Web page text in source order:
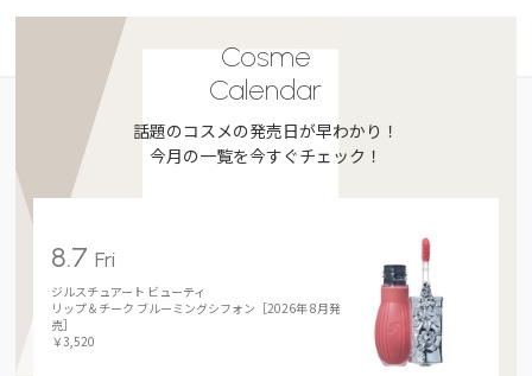
Cosme
Calendar
話題のコスメの発売日が早わかり！
今月の一覧を今すぐチェック！
8.7Fri
ジルスチュアート ビューティ
リップ＆チーク ブルーミングシフォン［2026年 8月発
売］
￥3,520